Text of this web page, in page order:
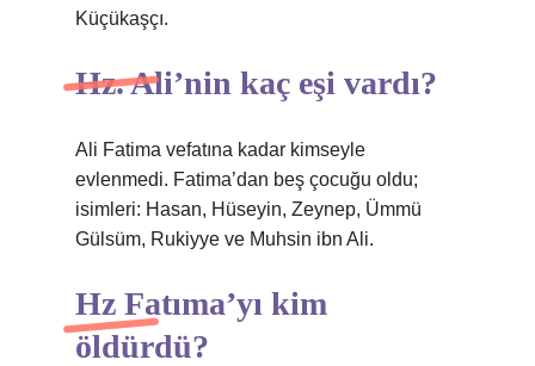
Küçükaşçı.
Hz. Ali’nin kaç eşi vardı?
Ali Fatima vefatına kadar kimseyle
evlenmedi. Fatima’dan beş çocuğu oldu;
isimleri: Hasan, Hüseyin, Zeynep, Ümmü
Gülsüm, Rukiyye ve Muhsin ibn Ali.
Hz Fatıma’yı kim
öldürdü?